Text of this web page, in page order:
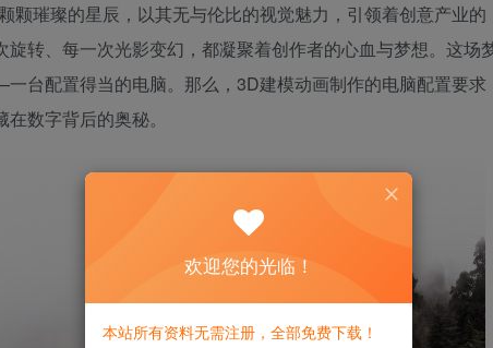
颗璀璨的星辰，以其无与伦比的视觉魅力，引领着创意产业的
转、每一次光影变幻，都凝聚着创作者的心血与梦想。这场
台配置得当的电脑。那么，3D建模动画制作的电脑配置要求
数字背后的奥秘。
欢迎您的光临！
本站所有资料无需注册，全部免费下载！